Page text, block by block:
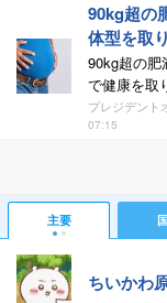
90kg超の
体型を取
90kg超の肥
で健康を取
プレジデント
07:15
主要
ちいかわ